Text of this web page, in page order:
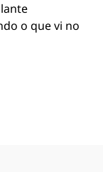
o que vi no